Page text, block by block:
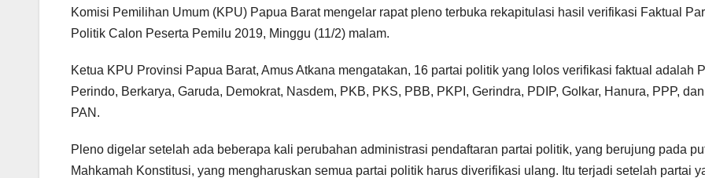
Komisi Pemilihan Umum (KPU) Papua Barat mengelar rapat pleno terbuka rekapitulasi hasil verifikasi Faktual
Politik Calon Peserta Pemilu 2019, Minggu (11/2) malam.
Ketua KPU Provinsi Papua Barat, Amus Atkana mengatakan, 16 partai politik yang lolos verifikasi faktual adalah
Perindo, Berkarya, Garuda, Demokrat, Nasdem, PKB, PKS, PBB, PKPI, Gerindra, PDIP, Golkar, Hanura, PPP, dan
PAN.
Pleno digelar setelah ada beberapa kali perubahan administrasi pendaftaran partai politik, yang berujung pada
Mahkamah Konstitusi, yang mengharuskan semua partai politik harus diverifikasi ulang. Itu terjadi setelah partai